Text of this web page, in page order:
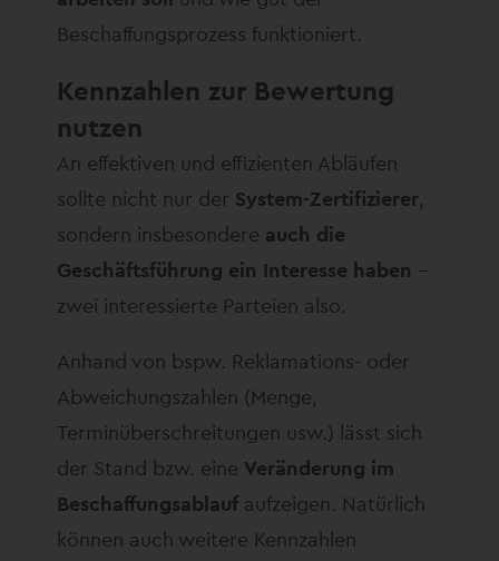
Beschaffungsprozess funktioniert.
Kennzahlen zur Bewertung
nutzen
An effektiven und effizienten Abläufen
sollte nicht nur der System-Zertifizierer,
sondern insbesondere auch die
Geschäftsführung ein Interesse haben –
zwei interessierte Parteien also.
Anhand von bspw. Reklamations- oder
Abweichungszahlen (Menge,
Terminüberschreitungen usw.) lässt sich
der Stand bzw. eine Veränderung im
Beschaffungsablauf aufzeigen. Natürlich
können auch weitere Kennzahlen